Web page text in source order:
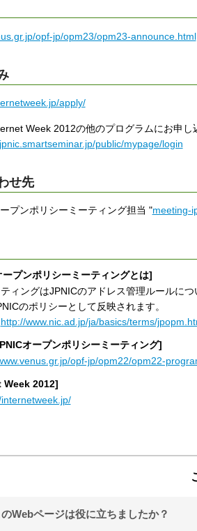
opf-jp/opm23/opm23-announce.html
apply/
Week 2012の他のプログラムにお申し
public/mypage/login
せ先
プンポリシーミーティング担当 "meeting-
プンポリシーミーティングとは]
ィングはJPNICのアドレス管理ルールに
のポリシーとして反映されます。
http://www.nic.ad.jp/ja/basics/terms/
オープンポリシーミーティング]
opf-jp/opm22/opm22-
2012]
のWebページは役に立ちましたか？